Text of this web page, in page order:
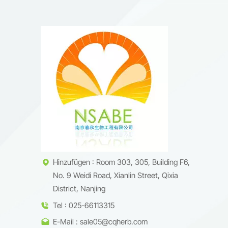
Hinzufügen : Room 303, 305, Building F6,
No. 9 Weidi Road, Xianlin Street, Qixia
District, Nanjing
Tel : 025-66113315
E-Mail : sale05@cqherb.com